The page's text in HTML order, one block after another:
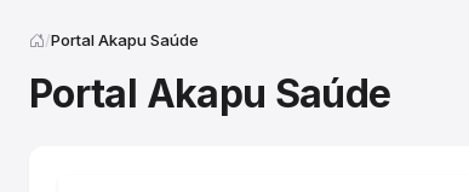
Portal Akapu Saúde
Portal Akapu Saúde